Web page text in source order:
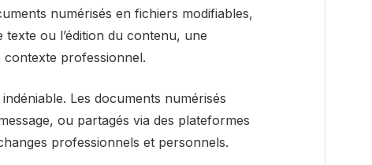
numérisés en fichiers modifiables,
ou l’édition du contenu, une
professionnel.
Les documents numérisés
ou partagés via des plateformes
professionnels et personnels.